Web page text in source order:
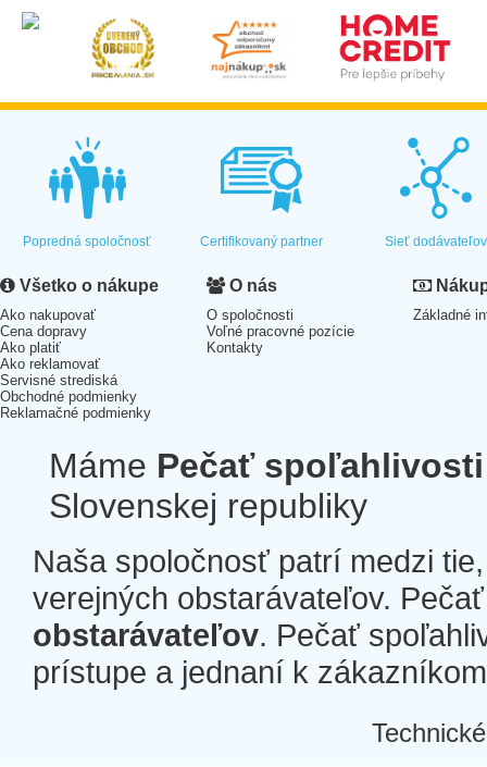
Popredná spoločnosť Certifikovaný partner Sieť dodávateľov
Všetko o nákupe
Ako nakupovať
Cena dopravy
Ako platiť
Ako reklamovať
Servisné strediská
Obchodné podmienky
Reklamačné podmienky
O nás
O spoločnosti
Voľné pracovné pozície
Kontakty
Základné
Máme Pečať spoľahlivosti
Slovenskej republiky
Naša spoločnosť patrí medzi
verejných obstarávateľov.
obstarávateľov. Pečať
prístupe a jednaní k